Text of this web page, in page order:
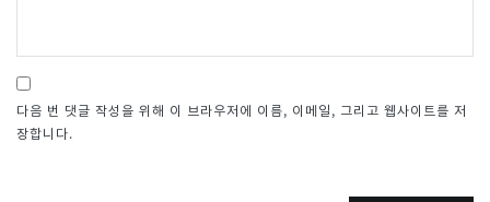
다음 번 댓글 작성을 위해 이 브라우저에 이름, 이메일, 그리고 웹사이트를 저
장합니다.